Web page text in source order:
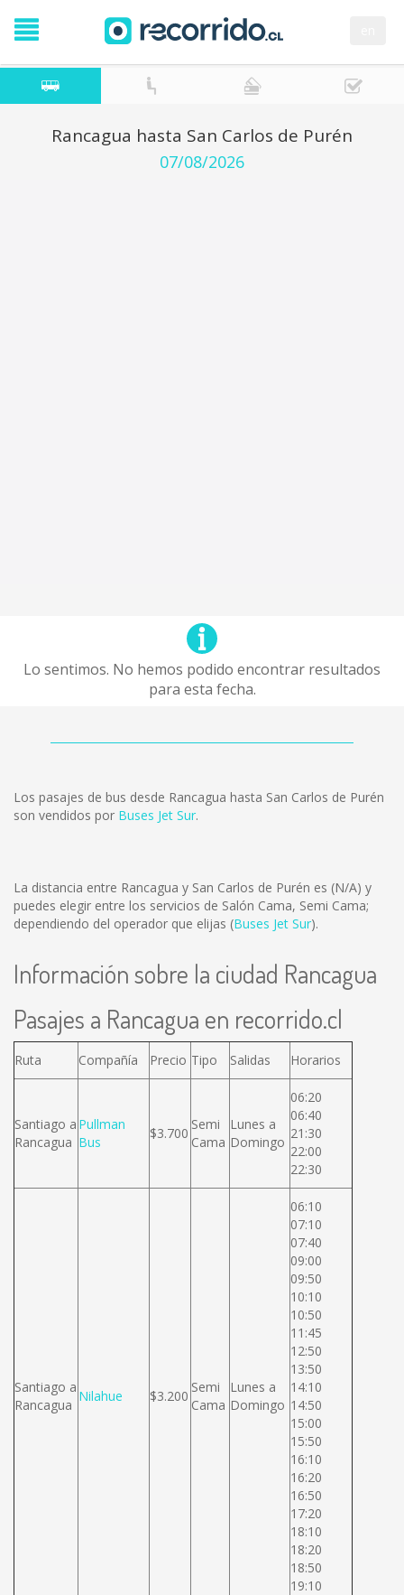
Rancagua hasta San Carlos de Purén
07/08/2026
Lo sentimos. No hemos podido encontrar resultados
para esta fecha.
Los pasajes de bus desde Rancagua hasta San Carlos de Purén
son vendidos por Buses Jet Sur.
La distancia entre Rancagua y San Carlos de Purén es (N/A) y
puedes elegir entre los servicios de Salón Cama, Semi Cama;
dependiendo del operador que elijas (Buses Jet Sur).
Información sobre la ciudad Rancagua
Pasajes a Rancagua en recorrido.cl
Ruta Compañía Precio Tipo Salidas Horarios
Santiago a
Rancagua
Pullman
Bus
$3.700
Semi
Cama
Lunes a
Domingo
06:20
06:40
21:30
22:00
22:30
Santiago a
Rancagua
Nilahue $3.200
Semi
Cama
Lunes a
Domingo
06:10
07:10
07:40
09:00
09:50
10:10
10:50
11:45
12:50
13:50
14:10
14:50
15:00
15:50
16:10
16:20
16:50
17:20
18:10
18:20
18:50
19:10